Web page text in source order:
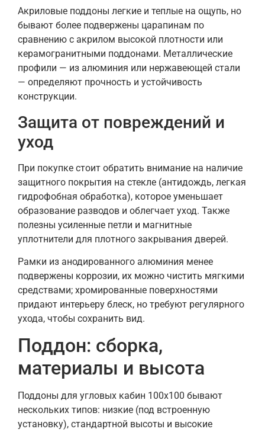
Акриловые поддоны легкие и теплые на ощупь, но
бывают более подвержены царапинам по
сравнению с акрилом высокой плотности или
керамогранитными поддонами. Металлические
профили — из алюминия или нержавеющей стали
— определяют прочность и устойчивость
конструкции.
Защита от повреждений и
уход
При покупке стоит обратить внимание на наличие
защитного покрытия на стекле (антидождь, легкая
гидрофобная обработка), которое уменьшает
образование разводов и облегчает уход. Также
полезны усиленные петли и магнитные
уплотнители для плотного закрывания дверей.
Рамки из анодированного алюминия менее
подвержены коррозии, их можно чистить мягкими
средствами; хромированные поверхностями
придают интерьеру блеск, но требуют регулярного
ухода, чтобы сохранить вид.
Поддон: сборка,
материалы и высота
Поддоны для угловых кабин 100х100 бывают
нескольких типов: низкие (под встроенную
установку), стандартной высоты и высокие